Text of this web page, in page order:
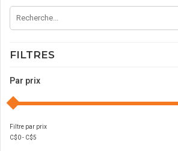
FILTRES
Par prix
Filtre par prix
C$0- C$5